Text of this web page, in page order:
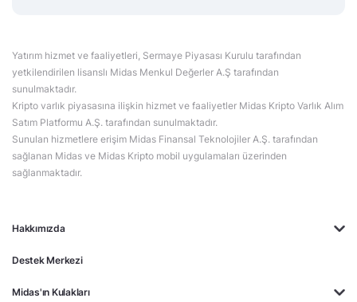
Hakkımızda
Destek Merkezi
Midas'ın Kulakları
Yatırım hizmet ve faaliyetleri, Sermaye Piyasası Kurulu tarafından
yetkilendirilen lisanslı Midas Menkul Değerler A.Ş tarafından
sunulmaktadır.
Kripto varlık piyasasına ilişkin hizmet ve faaliyetler Midas Kripto Varlık Alım
Satım Platformu A.Ş. tarafından sunulmaktadır.
Sunulan hizmetlere erişim Midas Finansal Teknolojiler A.Ş. tarafından
sağlanan Midas ve Midas Kripto mobil uygulamaları üzerinden
sağlanmaktadır.